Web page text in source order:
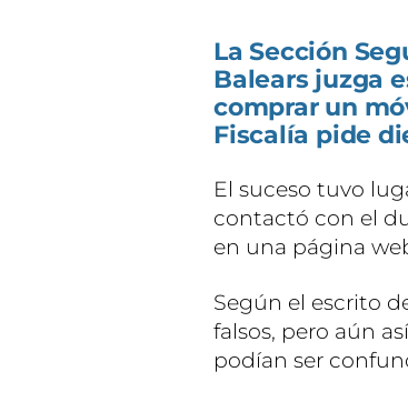
La Sección
Balears juzga
comprar un
Fiscalía pide
El suceso tuvo
contactó con el
en una página
Según el escrito
falsos, pero aún
podían ser